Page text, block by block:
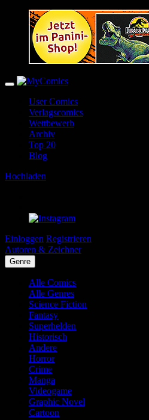
User Comics
Verlagscomics
Wettbewerb
Archiv
Top 20
Blog
Hochladen
Einloggen Registrieren
Autoren & Zeichner
Genre
Alle Comics
Alle Genres
Science Fiction
Fantasy
Superhelden
Historisch
Andere
Horror
Crime
Manga
Videogame
Graphic Novel
Cartoon